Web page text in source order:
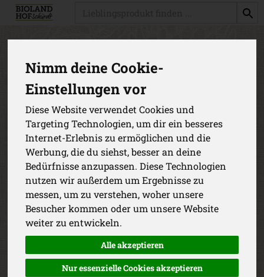
Nimm deine Cookie-
Einstellungen vor
Diese Website verwendet Cookies und
Targeting Technologien, um dir ein besseres
Internet-Erlebnis zu ermöglichen und die
Werbung, die du siehst, besser an deine
Bedürfnisse anzupassen. Diese Technologien
nutzen wir außerdem um Ergebnisse zu
messen, um zu verstehen, woher unsere
Besucher kommen oder um unsere Website
weiter zu entwickeln.
Alle akzeptieren
Nur essenzielle Cookies akzeptieren
Produkt "Pak Choy" nicht
verfügbar.
Das von dir gesuchte Produkt ist leider zur Zeit nicht
verfügbar.